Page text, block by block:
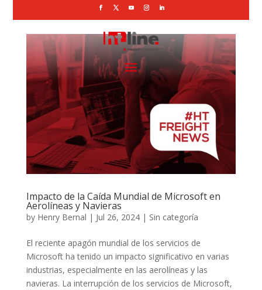
Impacto de la Caída Mundial de Microsoft en
Aerolíneas y Navieras
by Henry Bernal | Jul 26, 2024| Sin categoría
El reciente apagón mundial de los servicios de
Microsoft ha tenido un impacto significativo en varias
industrias, especialmente en las aerolíneas y las
navieras. La interrupción de los servicios de Microsoft,